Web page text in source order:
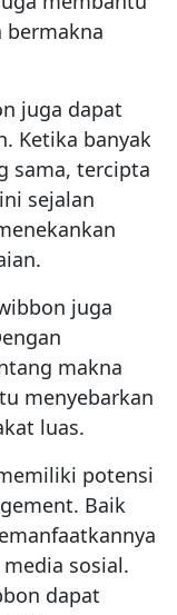
bermakna
juga dapat
Ketika banyak
sama, tercipta
sejalan
juga
makna
menyebarkan
luas.
potensi
Baik
sosial.
dapat